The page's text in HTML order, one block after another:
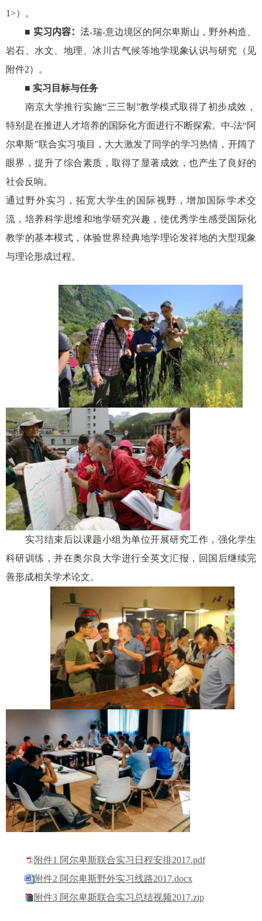
1>）。
■ 实习内容： 法-瑞-意边境区的阿尔卑斯山，野外构造、
岩石、水文、地理、冰川古气候等地学现象认识与研究（见
附件2）。
■ 实习目标与任务
南京大学推行实施“三三制”教学模式取得了初步成效，
特别是在推进人才培养的国际化方面进行不断探索。中-法“阿
尔卑斯”联合实习项目，大大激发了同学的学习热情，开阔了
眼界，提升了综合素质，取得了显著成效，也产生了良好的
社会反响。
通过野外实习，拓宽大学生的国际视野，增加国际学术交
流，培养科学思维和地学研究兴趣，使优秀学生感受国际化
教学的基本模式，体验世界经典地学理论发祥地的大型现象
与理论形成过程。
实习结束后以课题小组为单位开展研究工作，强化学生
科研训练，并在奥尔良大学进行全英文汇报，回国后继续完
善形成相关学术论文。
附件1 阿尔卑斯联合实习日程安排2017.pdf
附件2 阿尔卑斯野外实习线路2017.docx
附件3 阿尔卑斯联合实习总结视频2017.zip